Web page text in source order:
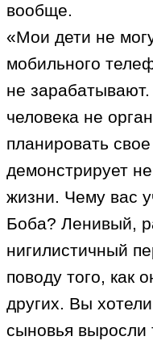
вообще.
«Мои дети не
мобильного
не
человека не
планировать
демонстрирует
жизни. Чему вас
Боба? Ленивый,
нигилистичный
поводу того, как
других. Вы
сыновья выросли